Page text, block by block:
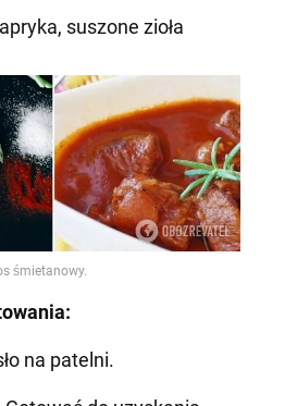
suszone zioła
na patelni.